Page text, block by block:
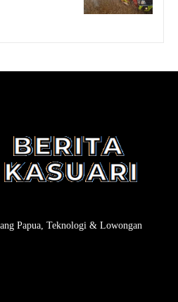
Papua, Teknologi & Lowongan